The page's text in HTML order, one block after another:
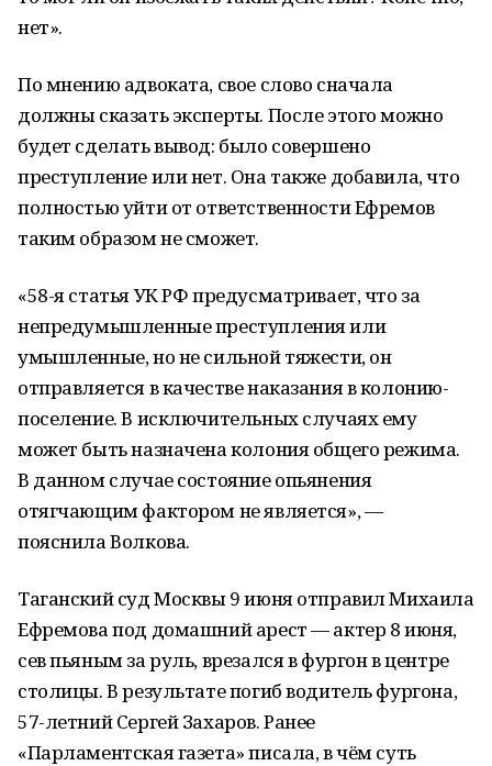
нет».
По мнению адвоката, свое слово сначала
должны сказать эксперты. После этого можно
будет сделать вывод: было совершено
преступление или нет. Она также добавила, что
полностью уйти от ответственности Ефремов
таким образом не сможет.
«58-я статья УК РФ предусматривает, что за
непредумышленные преступления или
умышленные, но не сильной тяжести, он
отправляется в качестве наказания в колонию-
поселение. В исключительных случаях ему
может быть назначена колония общего режима.
В данном случае состояние опьянения
отягчающим фактором не является», —
пояснила Волкова.
Таганский суд Москвы 9 июня отправил Михаила
Ефремова под домашний арест — актер 8 июня,
сев пьяным за руль, врезался в фургон в центре
столицы. В результате погиб водитель фургона,
57-летний Сергей Захаров. Ранее
«Парламентская газета» писала, в чём суть